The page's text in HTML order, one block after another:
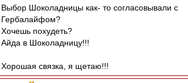
Выбор Шоколадницы как- то согласовывали с
Гербалайфом?
Хочешь похудеть?
Айда в Шоколадницу!!!
Хорошая связка, я щетаю!!!